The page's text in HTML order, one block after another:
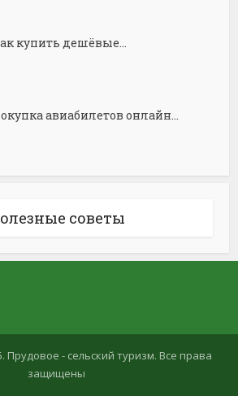
купить дешёвые...
авиабилетов онлайн...
советы
Прудовое - сельский туризм. Все права
защищены